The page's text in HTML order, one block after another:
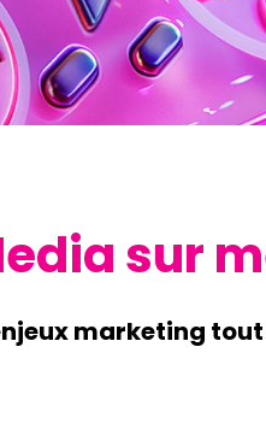
sur
marketing